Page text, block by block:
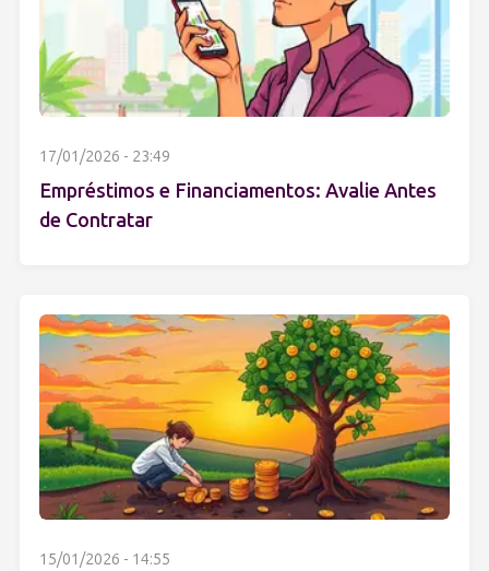
17/01/2026 - 23:49
Empréstimos e Financiamentos: Avalie Antes
de Contratar
15/01/2026 - 14:55